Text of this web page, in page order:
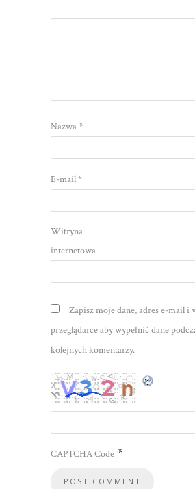
Nazwa*
E-mail*
Witryna
internetowa
Zapisz moje dane, adres e-mail i
przeglądarce aby wypełnić dane
kolejnych komentarzy.
CAPTCHA Code *